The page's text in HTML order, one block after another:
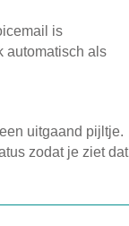
is
automatisch als
uitgaand pijltje.
zodat je ziet dat